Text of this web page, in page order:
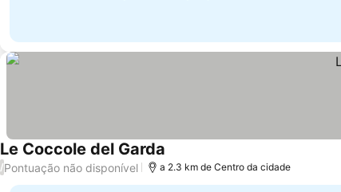
Le Coccole del Garda
/Pontuação não disponível a 2.3 km de Centro da cidade